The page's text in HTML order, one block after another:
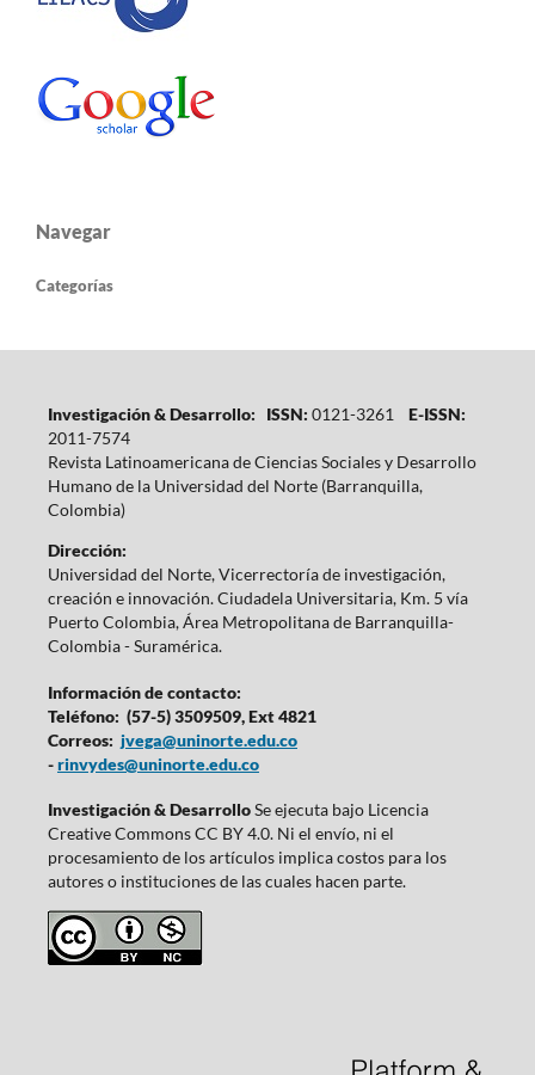
Navegar
Categorías
Investigación & Desarrollo: ISSN: 0121-3261
E-ISSN:
2011-7574
Revista Latinoamericana de Ciencias Sociales y Desarrollo
Humano de la Universidad del Norte (Barranquilla,
Colombia)
Dirección:
Universidad del Norte, Vicerrectoría de investigación,
creación e innovación. Ciudadela Universitaria, Km. 5 vía
Puerto Colombia, Área Metropolitana de Barranquilla-
Colombia - Suramérica.
Información de contacto:
Teléfono: (57-5) 3509509, Ext 4821
Correos: jvega@uninorte.edu.co
-rinvydes@uninorte.edu.co
Investigación & DesarrolloSe ejecuta bajo Licencia
Creative Commons CC BY 4.0. Ni el envío, ni el
procesamiento de los artículos implica costos para los
autores o instituciones de las cuales hacen parte.